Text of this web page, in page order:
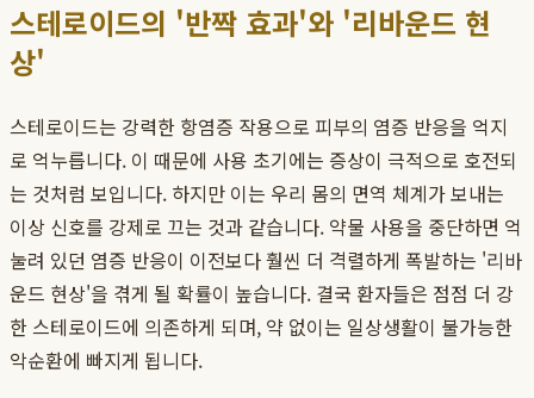
스테로이드의 '반짝 효과'와 '리바운드 현
상'
스테로이드는 강력한 항염증 작용으로 피부의 염증 반응을 억지
로 억누릅니다. 이 때문에 사용 초기에는 증상이 극적으로 호전되
는 것처럼 보입니다. 하지만 이는 우리 몸의 면역 체계가 보내는
이상 신호를 강제로 끄는 것과 같습니다. 약물 사용을 중단하면 억
눌려 있던 염증 반응이 이전보다 훨씬 더 격렬하게 폭발하는 '리바
운드 현상'을 겪게 될 확률이 높습니다. 결국 환자들은 점점 더 강
한 스테로이드에 의존하게 되며, 약 없이는 일상생활이 불가능한
악순환에 빠지게 됩니다.